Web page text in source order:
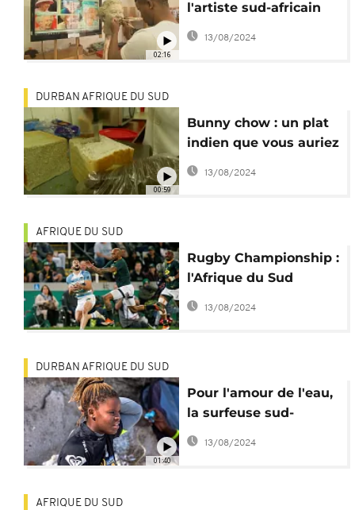
02:16
l'artiste sud-africain
qui veut créer le
premier musée
13/08/2024
00:59
DURBAN AFRIQUE DU SUD
Bunny chow : un plat
indien que vous auriez
du mal à trouver en
Inde [No Comment]
13/08/2024
AFRIQUE DU SUD
Rugby Championship :
l'Afrique du Sud
remporte son premier
13/08/2024
01:40
DURBAN AFRIQUE DU SUD
Pour l'amour de l'eau,
la surfeuse sud-
africaine brise les
13/08/2024
AFRIQUE DU SUD